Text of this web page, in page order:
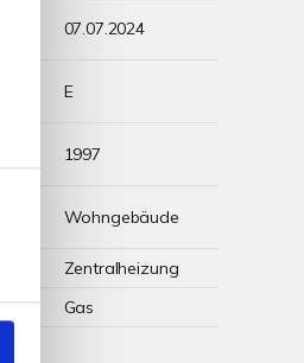
07.07.2024
E
1997
Wohngebäude
Zentralheizung
Gas